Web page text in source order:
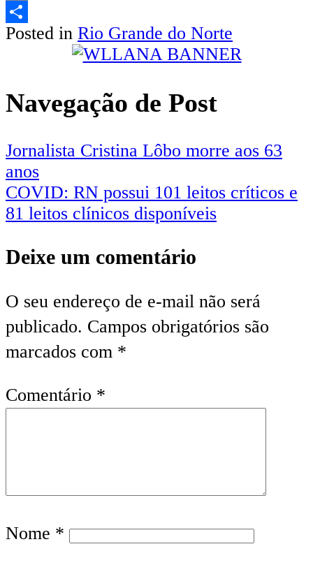
Email
Share
Posted in Rio Grande do Norte
Navegação de Post
Jornalista Cristina Lôbo morre aos 63
anos
COVID: RN possui 101 leitos críticos e
81 leitos clínicos disponíveis
Deixe um comentário
O seu endereço de e-mail não será
publicado. Campos obrigatórios são
marcados com *
Comentário *
Nome *